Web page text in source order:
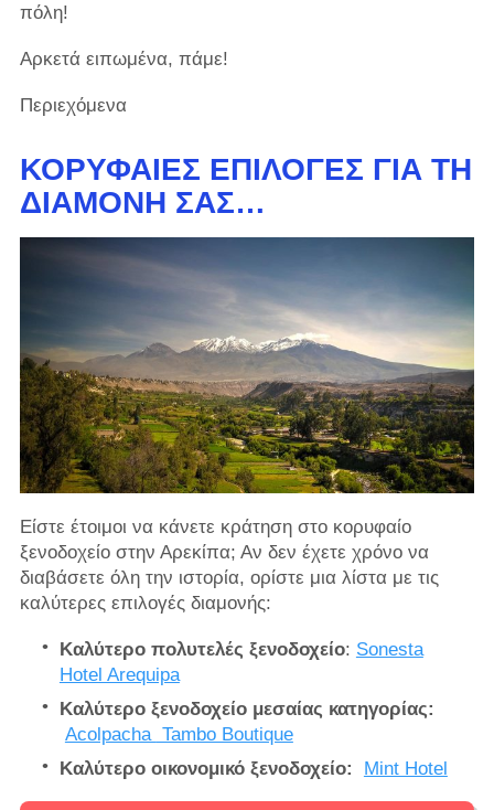
πόλη!
Αρκετά ειπωμένα, πάμε!
Περιεχόμενα
ΚΟΡΥΦΑΊΕΣ ΕΠΙΛΟΓΈΣ ΓΙΑ ΤΗ
ΔΙΑΜΟΝΉ ΣΑΣ…
Είστε έτοιμοι να κάνετε κράτηση στο κορυφαίο
ξενοδοχείο στην Αρεκίπα; Αν δεν έχετε χρόνο να
διαβάσετε όλη την ιστορία, ορίστε μια λίστα με τις
καλύτερες επιλογές διαμονής:
Καλύτερο πολυτελές ξενοδοχείο: Sonesta
Hotel Arequipa
Καλύτερο ξενοδοχείο μεσαίας κατηγορίας:
Acolpacha Tambo Boutique
Καλύτερο οικονομικό ξενοδοχείο:
Mint Hotel